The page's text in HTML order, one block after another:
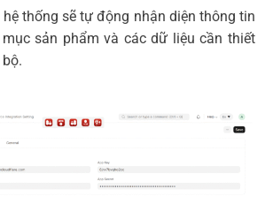
thống sẽ tự động nhận diện thông tin
sản phẩm và các dữ liệu cần thiết